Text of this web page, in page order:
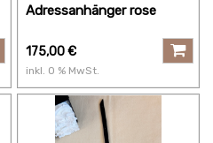
Adressanhänger rose
175,00€
inkl. 0 % MwSt.